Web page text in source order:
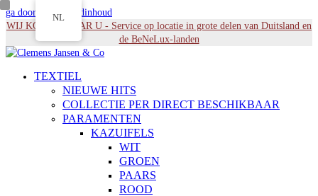
ga door naar Hoofdinhoud
WIJ KOMEN NAAR U - Service op locatie in grote delen van Duitsland en
de BeNeLux-landen
TEXTIEL
NIEUWE HITS
COLLECTIE PER DIRECT BESCHIKBAAR
PARAMENTEN
KAZUIFELS
WIT
GROEN
PAARS
ROOD
NL